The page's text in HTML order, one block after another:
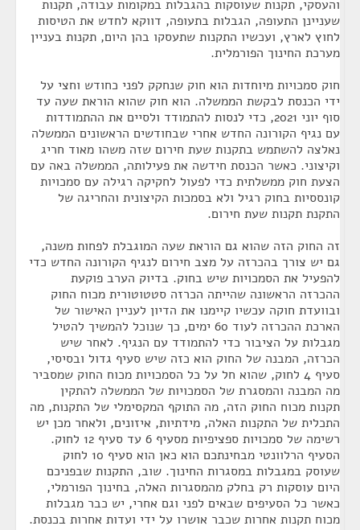
והעסקי, תקנות שעוסקות בהגבלות במקומות עבודה, תקנות
שעניינן התעופה, הגבלות בתעופה, דווקא לחדש את הטיסות
לחוץ לארץ, ועכשיו התקנות שתעסקו בהן היום, תקנות בעניין
מערכת החינוך הפורמלית.
חוק סמכויות מיוחדות הוא חוק שנחקק לפני כחודש וחצי על
ידי הכנסת לבקשת הממשלה. הוא חוק שהוא הוראת שעה עד
סוף יוני 2021, כדי לנסות להתמודד ולסיים את ההתמודדות
עם נגיף הקורונה החדש אחרי שבחודשים הראשונים הממשלה
נאלצה להשתמש בתקנות שעת חירום שזה משהו מאוד חריג
וקיצוני. כאשר הכנסת חידשה את פעילותה, הממשלה באה עם
הצעת חוק ממשלתית כדי לפעול לחקיקה רגילה עם סמכויות
קונססיות בחוק רגיל ולא בסמכות הקיצונית והחריגה של
התקנת תקנות שעת חירום.
זה החוק הזה שהוא גם הוראת שעה המוגבלת לפחות משנה,
גם יש צורך בהכרזה על מצב חירום לנגיף הקורונה החדש כדי
להפעיל את הסמכויות שיש בחוק. בדיוק הערב פוקעת
ההכרזה הראשונה שהייתה הכרזה סטטוטורית מכוח החוק
ובוועדת חוקה עכשיו קיימנו את הדיון לעניין האישור של
הארכת ההכרזה לעוד 60 ימים, כך שנוכל להמשיך להטיל
מגבלות על הציבור כדי להתמודד עם הנגיף. לאחר שיש
הכרזה, המבנה של החוק הוא כזה שיש סעיף גדול ובסיסי,
סעיף 4 לחוק, שהוא חל על כל הסמכויות מכוח החוק שמסביר
מה המבנה והמסגרת של הסמכויות של הממשלה להתקין
תקנות מכוח החוק הזה, מה התוקף המקסימלי של התקנות, מה
התכלית של התקנות האלה, מידתיות, איזונים, ולאחר מכן יש
רשימה של סמכויות ספציפיות מסעיף 6 עד סעיף 12 לחוק.
הסעיף הרלוונטי מבחינתכם הוא כאן הוא סעיף 10 לחוק
שעוסק במגבלות במסגרות החינוך. שוב, התקנות שבפניכם
היום עוסקות רק בחלק מהמסגרות האלה, בחינוך הפורמלי,
כאשר כל הסעיפים שבאים לפני וגם אחרי, יש כבר מגבלות
מכוח תקנות אחרות שכבר אושרו על ידי ועדות אחרות בכנסת.